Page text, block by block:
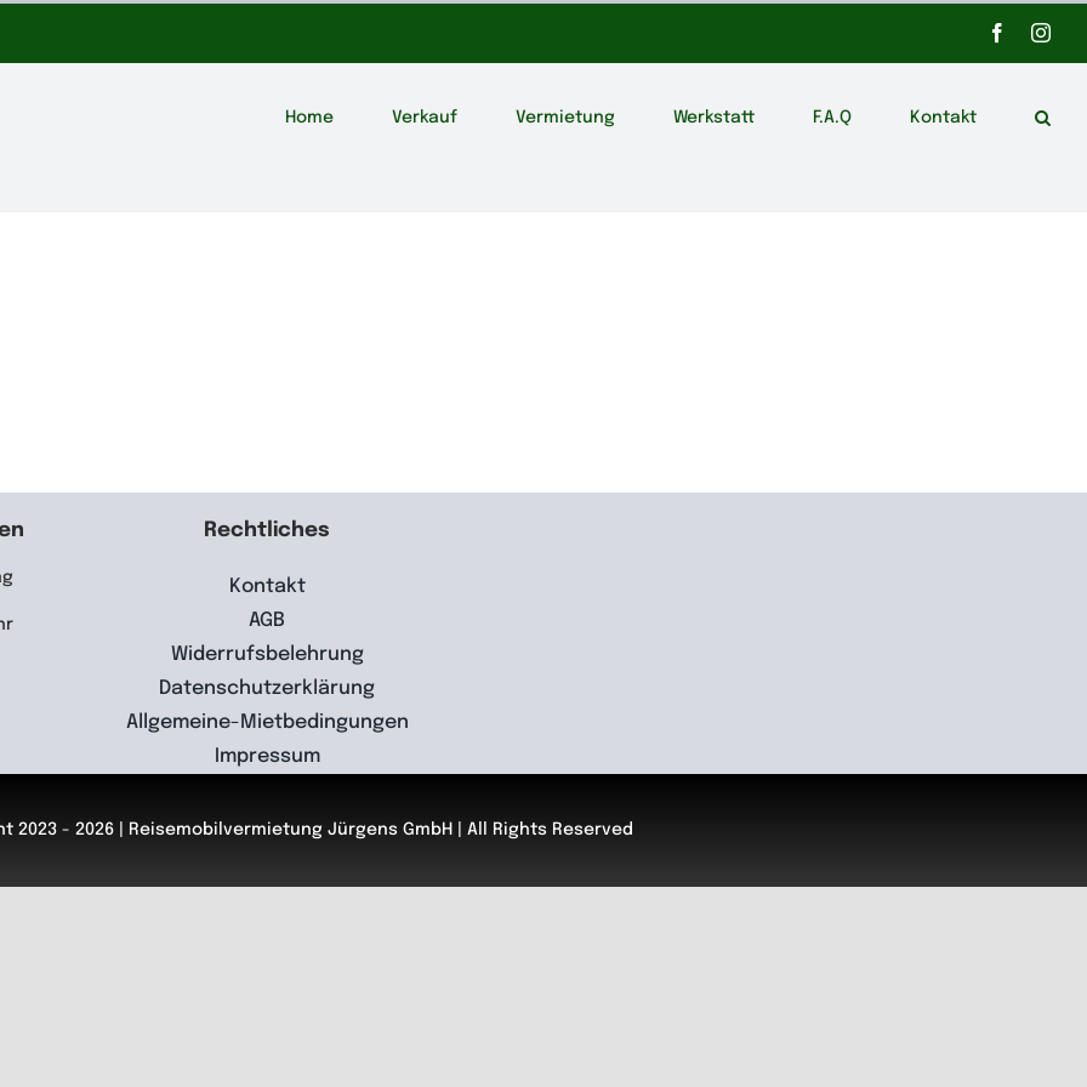
Facebook
Home Verkauf Vermietung Werkstatt F.A.Q Kontakt
Rechtliches
Kontakt
AGB
Widerrufsbelehrung
Datenschutzerklärung
Allgemeine-Mietbedingungen
Impressum
2023 - 2026 | Reisemobilvermietung Jürgens GmbH | All Rights Reserved